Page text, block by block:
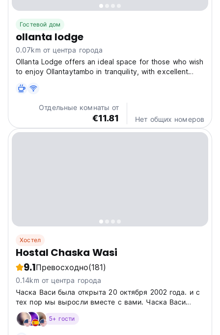
Гостевой дом
ollanta lodge
0.07km от центра города
Ollanta Lodge offers an ideal space for those who wish
to enjoy Ollantaytambo in tranquility, with excellent
Ollantaytambo retains a unique identity, with
cobblestone streets, vibrant architecture, and
Andean...Отдельные комнаты от
€11.81 Нет общих номеров
Хостел
Hostal Chaska Wasi
9.1Превосходно(181)
0.14km от центра города
Часка Васи была открыта 20 октября 2002 года. и с
тех пор мы выросли вместе с вами. Часка Васи
всегда
5+ гости